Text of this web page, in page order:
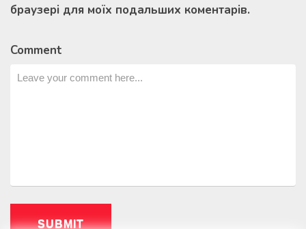
браузері для моїх подальших коментарів.
Comment